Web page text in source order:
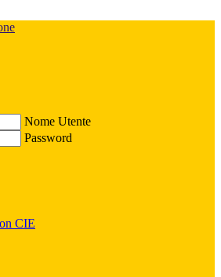
Nome Utente
Password
CIE